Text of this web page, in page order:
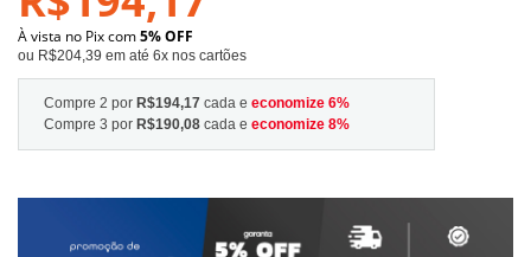
À vista no Pix com5% OFF
ou R$204,39 em até 6x nos cartões
Compre 2 por R$194,17 cada e economize 6%
Compre 3 por R$190,08 cada e economize 8%